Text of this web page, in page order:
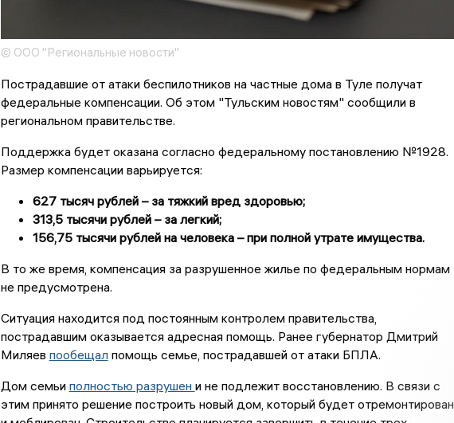
© ООО "Региональные новости"
Пострадавшие от атаки беспилотников на частные дома в Туле получат
федеральные компенсации. Об этом "Тульским новостям" сообщили в
региональном правительстве.
Поддержка будет оказана согласно федеральному постановлению №1928.
Размер компенсации варьируется:
627 тысяч рублей – за тяжкий вред здоровью;
313,5 тысячи рублей – за легкий;
156,75 тысячи рублей на человека – при полной утрате имущества.
В то же время, компенсация за разрушенное жилье по федеральным нормам
не предусмотрена.
Ситуация находится под постоянным контролем правительства,
пострадавшим оказывается адресная помощь. Ранее губернатор Дмитрий
Миляев пообещалпомощь семье, пострадавшей от атаки БПЛА.
Дом семьи полностью разрушен и не подлежит восстановлению. В связи с
этим принято решение построить новый дом, который будет отремонтирован